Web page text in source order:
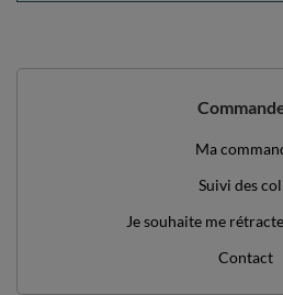
Je souhaite recevoir des newsletters
, et les informations
Politique de